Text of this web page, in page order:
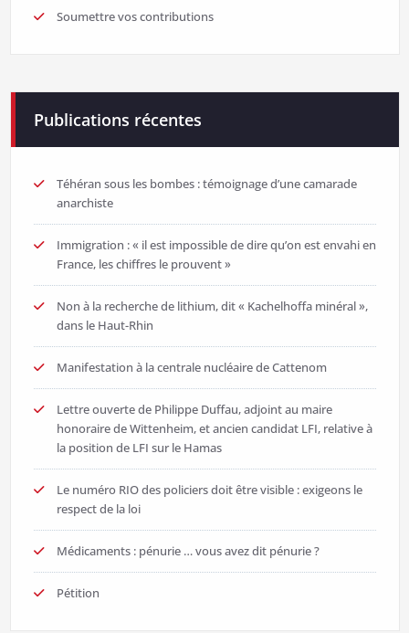
Soumettre vos contributions
Publications récentes
Téhéran sous les bombes : témoignage d’une camarade
anarchiste
Immigration : « il est impossible de dire qu’on est envahi en
France, les chiffres le prouvent »
Non à la recherche de lithium, dit « Kachelhoffa minéral »,
dans le Haut-Rhin
Manifestation à la centrale nucléaire de Cattenom
Lettre ouverte de Philippe Duffau, adjoint au maire
honoraire de Wittenheim, et ancien candidat LFI, relative à
la position de LFI sur le Hamas
Le numéro RIO des policiers doit être visible : exigeons le
respect de la loi
Médicaments : pénurie … vous avez dit pénurie ?
Pétition